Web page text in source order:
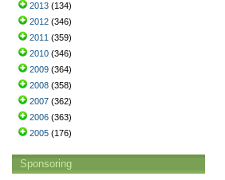
2013 (134)
2012 (346)
2011 (359)
2010 (346)
2009 (364)
2008 (358)
2007 (362)
2006 (363)
2005 (176)
Sponsoring